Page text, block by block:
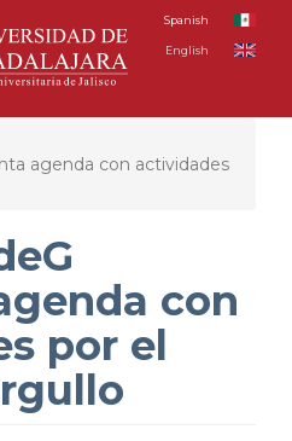
Spanish
English
agenda con actividades
con
por el